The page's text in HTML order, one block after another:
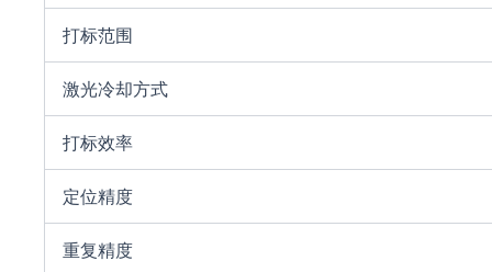
打标范围
激光冷却方式
打标效率
定位精度
重复精度